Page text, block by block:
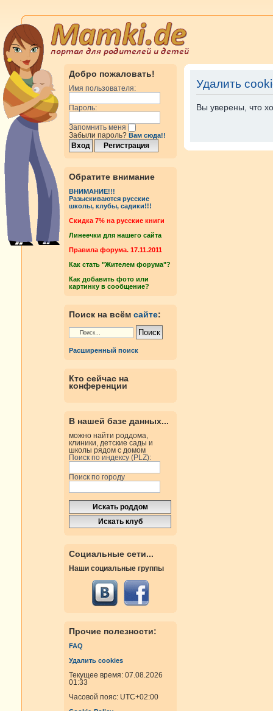
Добро пожаловать!
Имя пользователя:
Пароль:
Запомнить меня
Забыли пароль? Вам сюда!!
Обратите внимание
ВНИМАНИЕ!!!
Разыскиваются русские
школы, клубы, садики!!!
Cкидка 7% на русские книги
Линеечки для нашего сайта
Правила форума. 17.11.2011
Как стать "Жителем форума"?
Как добавить фото или
картинку в сообщение?
Поиск на всём сайте:
Расширенный поиск
Кто сейчас на
конференции
В нашей базе данных...
можно найти роддома,
клиники, детские сады и
школы рядом с домом
Поиск по индексу (PLZ):
Поиск по городу
Социальные сети...
Наши социальные группы
Прочие полезности:
FAQ
Удалить cookies
Текущее время: 07.08.2026
01:33
Часовой пояс: UTC+02:00
Удалить
Вы уверены, что